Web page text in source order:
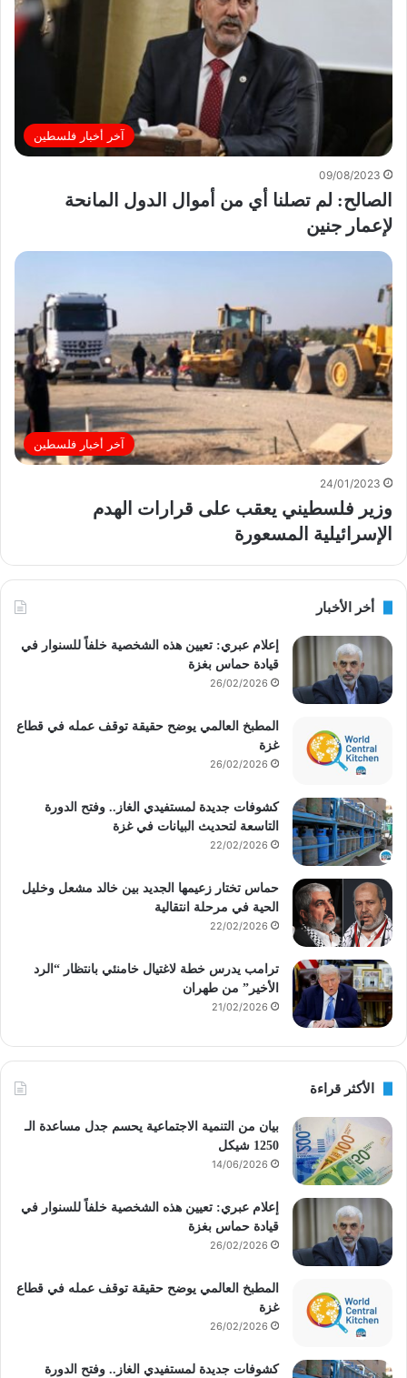
آخر أخبار فلسطين
09/08/2023
الصالح: لم تصلنا أي من أموال الدول المانحة
لإعمار جنين
آخر أخبار فلسطين
24/01/2023
وزير فلسطيني يعقب على قرارات الهدم
الإسرائيلية المسعورة
أخر الأخبار
إعلام عبري: تعيين هذه الشخصية خلفاً للسنوار في
قيادة حماس بغزة
26/02/2026
المطبخ العالمي يوضح حقيقة توقف عمله في قطاع
غزة
26/02/2026
كشوفات جديدة لمستفيدي الغاز.. وفتح الدورة
التاسعة لتحديث البيانات في غزة
22/02/2026
حماس تختار زعيمها الجديد بين خالد مشعل وخليل
الحية في مرحلة انتقالية
22/02/2026
ترامب يدرس خطة لاغتيال خامنئي بانتظار “الرد
الأخير” من طهران
21/02/2026
الأكثر قراءة
بيان من التنمية الاجتماعية يحسم جدل مساعدة الـ
1250 شيكل
14/06/2026
إعلام عبري: تعيين هذه الشخصية خلفاً للسنوار في
قيادة حماس بغزة
26/02/2026
المطبخ العالمي يوضح حقيقة توقف عمله في قطاع
غزة
26/02/2026
كشوفات جديدة لمستفيدي الغاز.. وفتح الدورة